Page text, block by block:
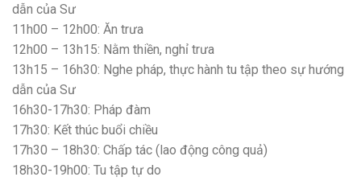
dẫn của Sư
11h00 – 12h00: Ăn trưa
12h00 – 13h15: Nằm thiền, nghỉ trưa
13h15 – 16h30: Nghe pháp, thực hành tu tập theo sự hướng
dẫn của Sư
16h30-17h30: Pháp đàm
17h30: Kết thúc buổi chiều
17h30 – 18h30: Chấp tác (lao động công quả)
18h30-19h00: Tu tập tự do